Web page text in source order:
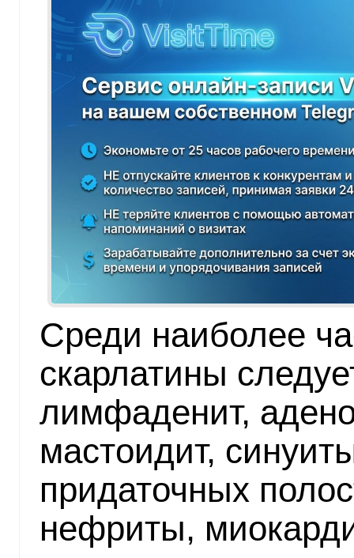
Среди наиболее
скарлатины
лимфаденит,
мастоидит,
придаточных
нефриты,